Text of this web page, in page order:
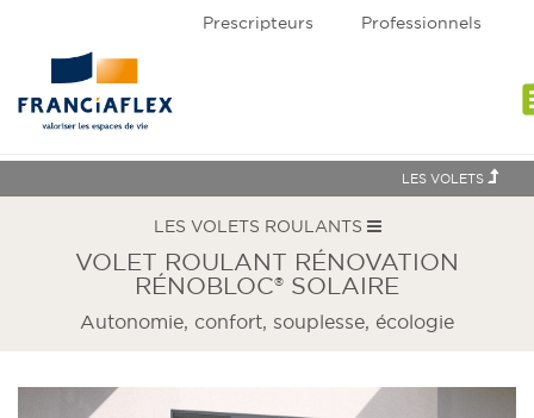
Prescripteurs Professionnels
LES VOLETS
LES VOLETS ROULANTS
VOLET ROULANT RÉNOVATION
RÉNOBLOC® SOLAIRE
Autonomie, confort, souplesse, écologie